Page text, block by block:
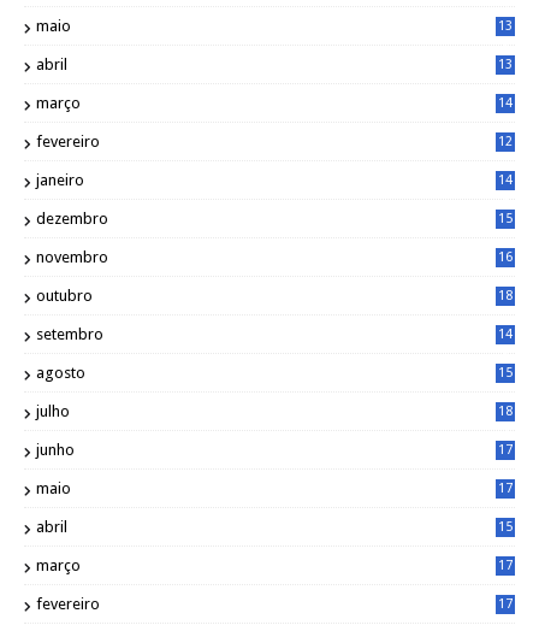
maio
13
abril
13
março
14
fevereiro
12
janeiro
14
dezembro
15
novembro
16
outubro
18
setembro
14
agosto
15
julho
18
junho
17
maio
17
abril
15
março
17
fevereiro
17